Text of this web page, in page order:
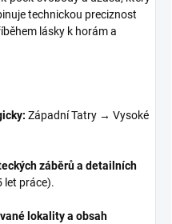
technickou preciznost
lásky k horám a
Západní Tatry → Vysoké
záběrů a detailních
let práce).
lokality a obsah